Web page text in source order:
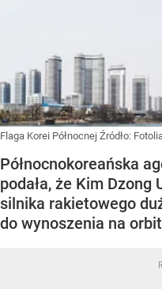
Flaga Korei Północnej Źródło: Fotolia
Północnokoreańska
podała, że Kim Dzong
silnika rakietowego
do wynoszenia na